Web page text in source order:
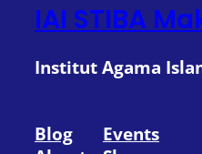
IAI STIBA
Institut Agama
Blog
Events